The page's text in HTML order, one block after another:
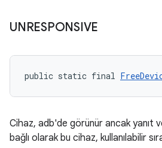
UNRESPONSIVE
public static final
Cihaz, adb'de görünür ancak yanıt
bağlı olarak bu cihaz, kullanılabilir